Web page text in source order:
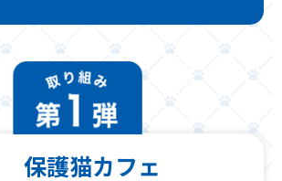
保護猫カフェ